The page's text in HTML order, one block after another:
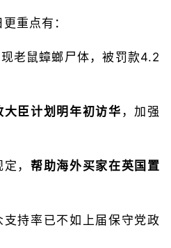
重点有：
老鼠蟑螂尸体，被罚款4.2
大臣计划明年初访华 ，加强
， 帮助海外买家在英国置
支持率已不如上届保守党政